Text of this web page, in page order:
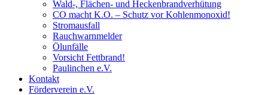
Wald-, Flächen- und Heckenbrandverhütung
CO macht K.O. – Schutz vor Kohlenmonoxid!
Stromausfall
Rauchwarnmelder
Ölunfälle
Vorsicht Fettbrand!
Paulinchen e.V.
Kontakt
Förderverein e.V.